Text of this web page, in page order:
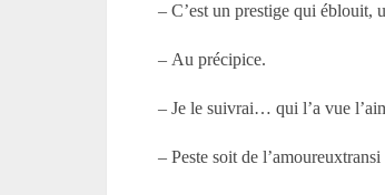
– C’est un prestige qui éblouit,
– Au précipice.
– Je le suivrai… qui l’a vue
– Peste soit de l’amoureuxtransi